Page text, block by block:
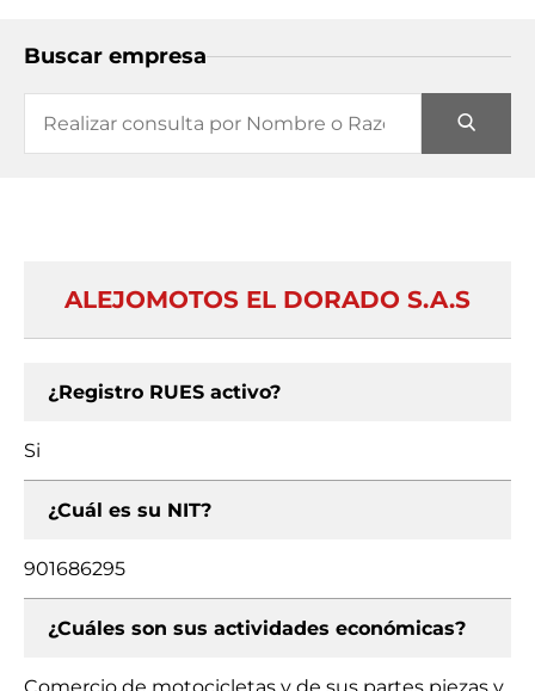
Buscar empresa
ALEJOMOTOS EL DORADO S.A.S
¿Registro RUES activo?
Si
¿Cuál es su NIT?
901686295
¿Cuáles son sus actividades económicas?